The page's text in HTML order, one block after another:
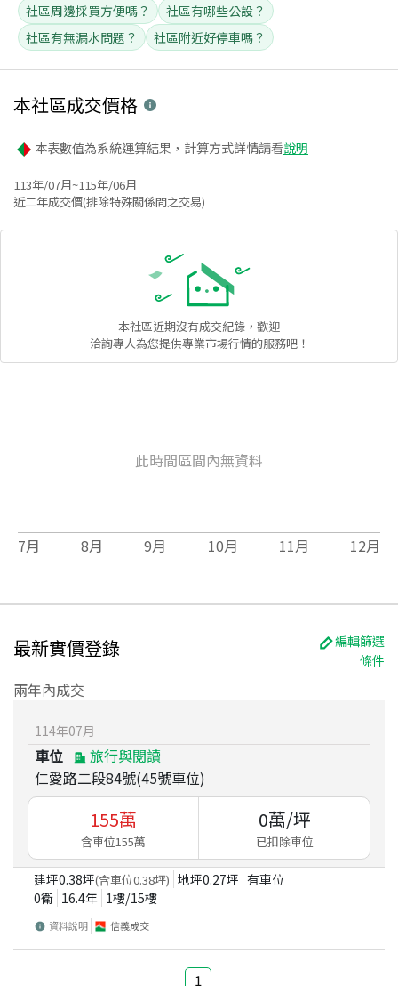
社區周邊採買方便嗎？
社區有哪些公設？
社區有無漏水問題？
社區附近好停車嗎？
本社區成交價格
本表數值為系統運算結果，計算方式詳情請看說明
113年/07月~115年/06月
近二年成交價(排除特殊關係間之交易)
本社區近期沒有成交紀錄，歡迎
洽詢專人為您提供專業市場行情的服務吧！
此時間區間內無資料
7月 8月 9月 10月 11月 12月
最新實價登錄
編輯篩選
條件
兩年內成交
114年07月
車位
旅行與閱讀
仁愛路二段84號(45號車位)
155萬
含車位155萬
0萬/坪
已扣除車位
建坪0.38坪(含車位0.38坪) 地坪0.27坪 有車位
0衛 16.4年 1樓/15樓
資料說明 信義成交
1